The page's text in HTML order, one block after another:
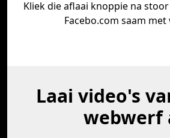
Kliek die aflaai knoppie na
Facebo.com saam met
Laai video's
webwerf